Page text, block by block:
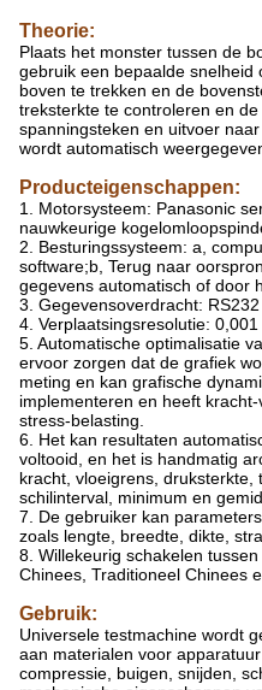
Theorie:
Plaats het monster tussen de
gebruik een bepaalde
boven te trekken en de
treksterkte te controleren en
spanningsteken en uitvoer
wordt automatisch
Producteigenschappen:
1. Motorsysteem: Panasonic
nauwkeurige
2. Besturingssysteem: a,
software;b, Terug naar
gegevens automatisch of door
3. Gegevensoverdracht: RS232
4. Verplaatsingsresolutie: 0,001
5. Automatische optimalisatie
ervoor zorgen dat de grafiek
meting en kan grafische
implementeren en heeft
stress-belasting.
6. Het kan resultaten
voltooid, en het is handmatig
kracht, vloeigrens, druksterkte,
schilinterval, minimum en
7. De gebruiker kan
zoals lengte, breedte, dikte,
8. Willekeurig schakelen
Chinees, Traditioneel Chinees
Gebruik:
Universele testmachine wordt
aan materialen voor
compressie, buigen, snijden,